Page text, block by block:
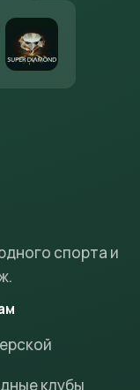
спорта и
клубы